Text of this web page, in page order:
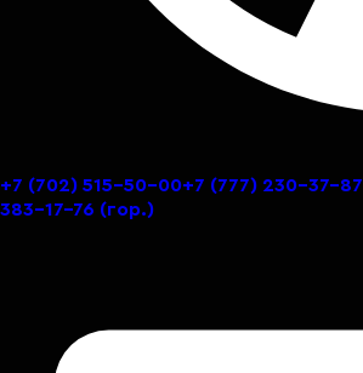
+7 (702) 515-50-00+7 (777) 230-37-87
383-17-76 (гор.)